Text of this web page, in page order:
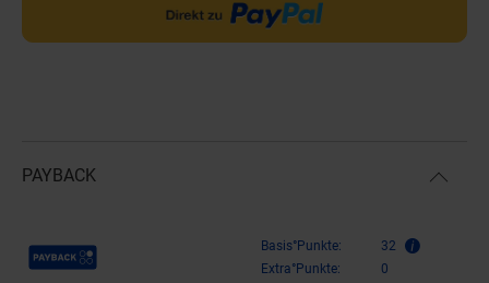
PAYBACK
Payback Punkte Basis°Punkte:
32
Extra°Punkte:
0